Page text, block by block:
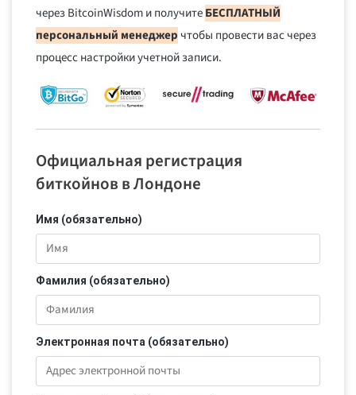
через BitcoinWisdom и получитеБЕСПЛАТНЫЙ
персональный менеджерчтобы провести вас через
процесс настройки учетной записи.
Официальная регистрация
биткойнов в Лондоне
Имя (обязательно)
Фамилия (обязательно)
Электронная почта (обязательно)